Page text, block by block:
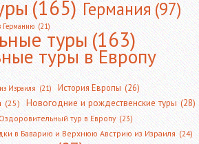
(165) Германия(97)
Германию (21)
туры(163)
туры в Европу
Израиля (21) История Европы (26)
(25) Новогодние и рождественские туры (28)
Оздоровительный тур в Европу (23)
в Баварию и Верхнюю Австрию из Израиля (24)